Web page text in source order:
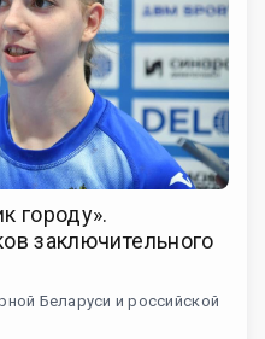
городу».
заключительного
Беларуси и российской